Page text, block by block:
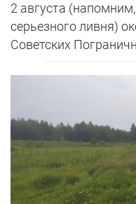
2 августа
серьезного ливня)
Советских